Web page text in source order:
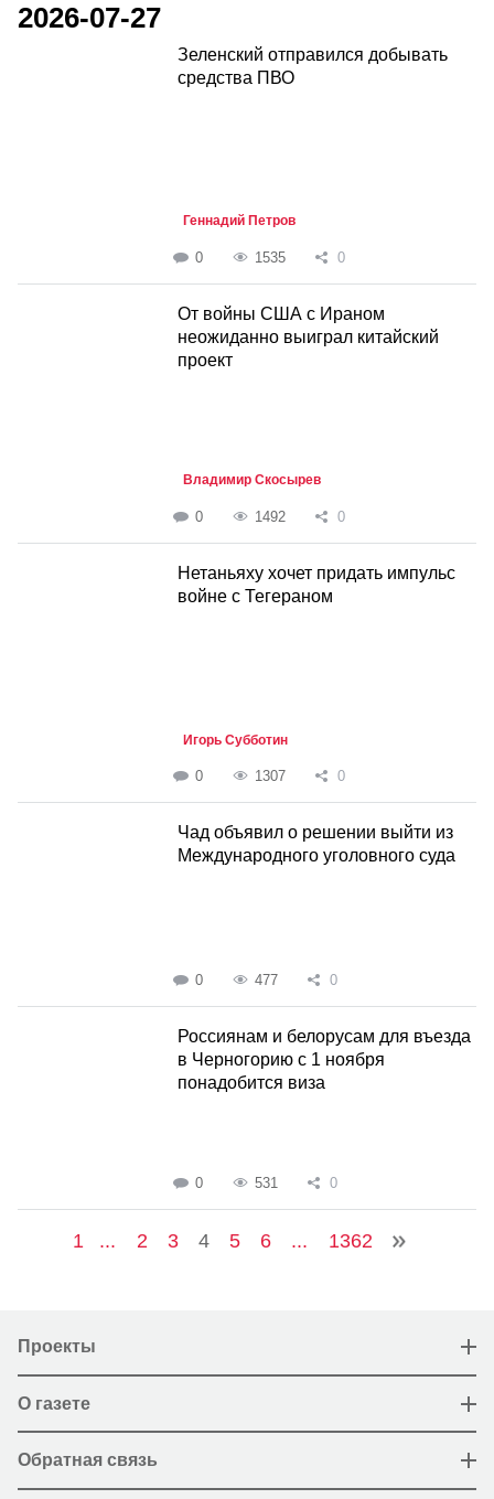
2026-07-27
Зеленский отправился добывать
средства ПВО
Геннадий Петров
0 1535 0
От войны США с Ираном
неожиданно выиграл китайский
проект
Владимир Скосырев
0 1492 0
Нетаньяху хочет придать импульс
войне с Тегераном
Игорь Субботин
0 1307 0
Чад объявил о решении выйти из
Международного уголовного суда
0 477 0
Россиянам и белорусам для въезда
в Черногорию с 1 ноября
понадобится виза
0 531 0
1 ... 2 3 4 5 6 ... 1362
Проекты
О газете
Обратная связь